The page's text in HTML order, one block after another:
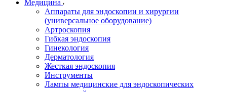
Медицина
Аппараты для эндоскопии и хирургии
(универсальное оборудование)
Артроскопия
Гибкая эндоскопия
Гинекология
Дерматология
Жесткая эндоскопия
Инструменты
Лампы медицинские для эндоскопических